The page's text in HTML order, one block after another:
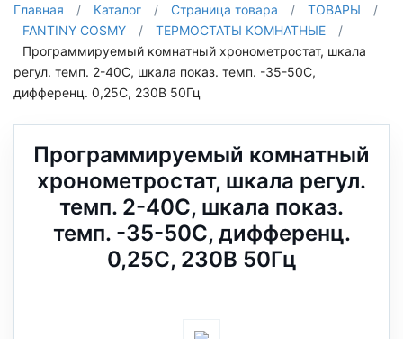
Главная / Каталог / Страница товара / ТОВАРЫ
/
FANTINY COSMY
/ ТЕРМОСТАТЫ КОМНАТНЫЕ
/
Программируемый комнатный хронометростат, шкала
регул. темп. 2-40C, шкала показ. темп. -35-50C,
дифференц. 0,25C, 230В 50Гц
Программируемый комнатный
хронометростат, шкала регул.
темп. 2-40C, шкала показ.
темп. -35-50C, дифференц.
0,25C, 230В 50Гц